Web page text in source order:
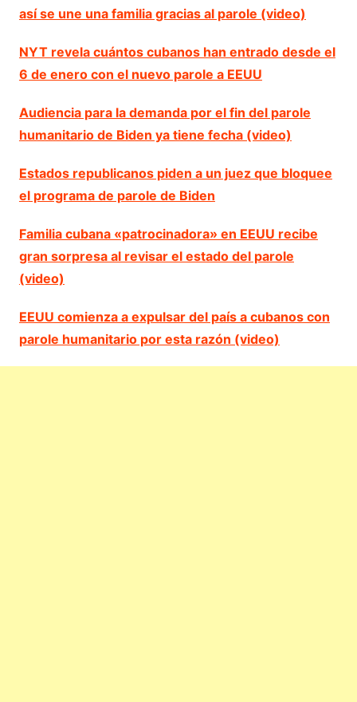
así se une una familia gracias al parole (video)
NYT revela cuántos cubanos han entrado desde el
6 de enero con el nuevo parole a EEUU
Audiencia para la demanda por el fin del parole
humanitario de Biden ya tiene fecha (video)
Estados republicanos piden a un juez que bloquee
el programa de parole de Biden
Familia cubana «patrocinadora» en EEUU recibe
gran sorpresa al revisar el estado del parole
(video)
EEUU comienza a expulsar del país a cubanos con
parole humanitario por esta razón (video)